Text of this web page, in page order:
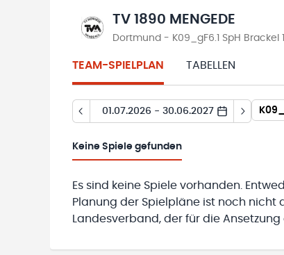
TV 1890 MENGEDE
Dortmund - K09_gF6.1 SpH
TEAM-SPIELPLAN TABELLEN
01.07.2026 - 30.06.2027
Keine Spiele gefunden
Es sind keine Spiele vorhanden.
Planung der Spielpläne ist noch nicht
Landesverband, der für die